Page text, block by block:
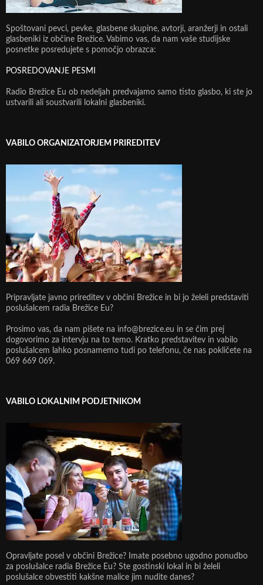
Spoštovani pevci, pevke, glasbene skupine, avtorji, aranžerji in ostali
glasbeniki iz občine Brežice. Vabimo vas, da nam vaše studijske
posnetke posredujete s pomočjo obrazca:
POSREDOVANJE PESMI
Radio Brežice Eu ob nedeljah predvajamo samo tisto glasbo, ki ste jo
ustvarili ali soustvarili lokalni glasbeniki.
VABILO ORGANIZATORJEM PRIREDITEV
Pripravljate javno prireditev v občini Brežice in bi jo želeli predstaviti
poslušalcem radia Brežice Eu?
Prosimo vas, da nam pišete na info@brezice.eu in se čim prej
dogovorimo za intervju na to temo. Kratko predstavitev in vabilo
poslušalcem lahko posnamemo tudi po telefonu, če nas pokličete na
069 669 069.
VABILO LOKALNIM PODJETNIKOM
Opravljate posel v občini Brežice? Imate posebno ugodno ponudbo
za poslušalce radia Brežice Eu? Ste gostinski lokal in bi želeli
poslušalce obvestiti kakšne malice jim nudite danes?